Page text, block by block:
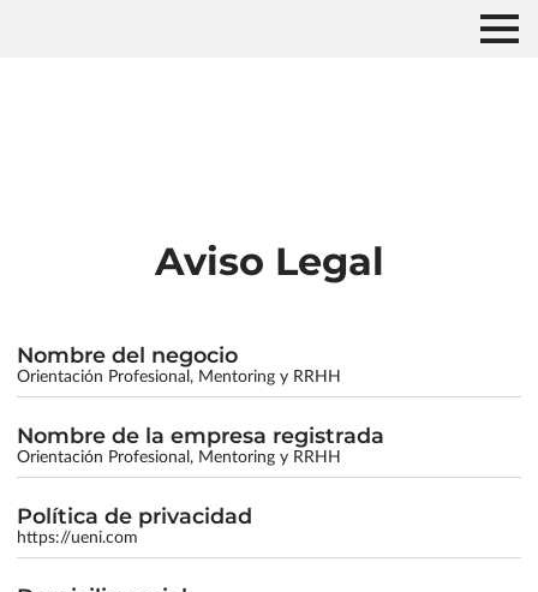
Aviso Legal
Nombre del negocio
Orientación Profesional, Mentoring y RRHH
Nombre de la empresa registrada
Orientación Profesional, Mentoring y RRHH
Política de privacidad
https://ueni.com